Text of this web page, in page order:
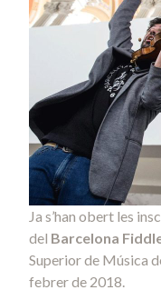
Ja s’han obert les
del Barcelona
Superior de Música
febrer de 2018.